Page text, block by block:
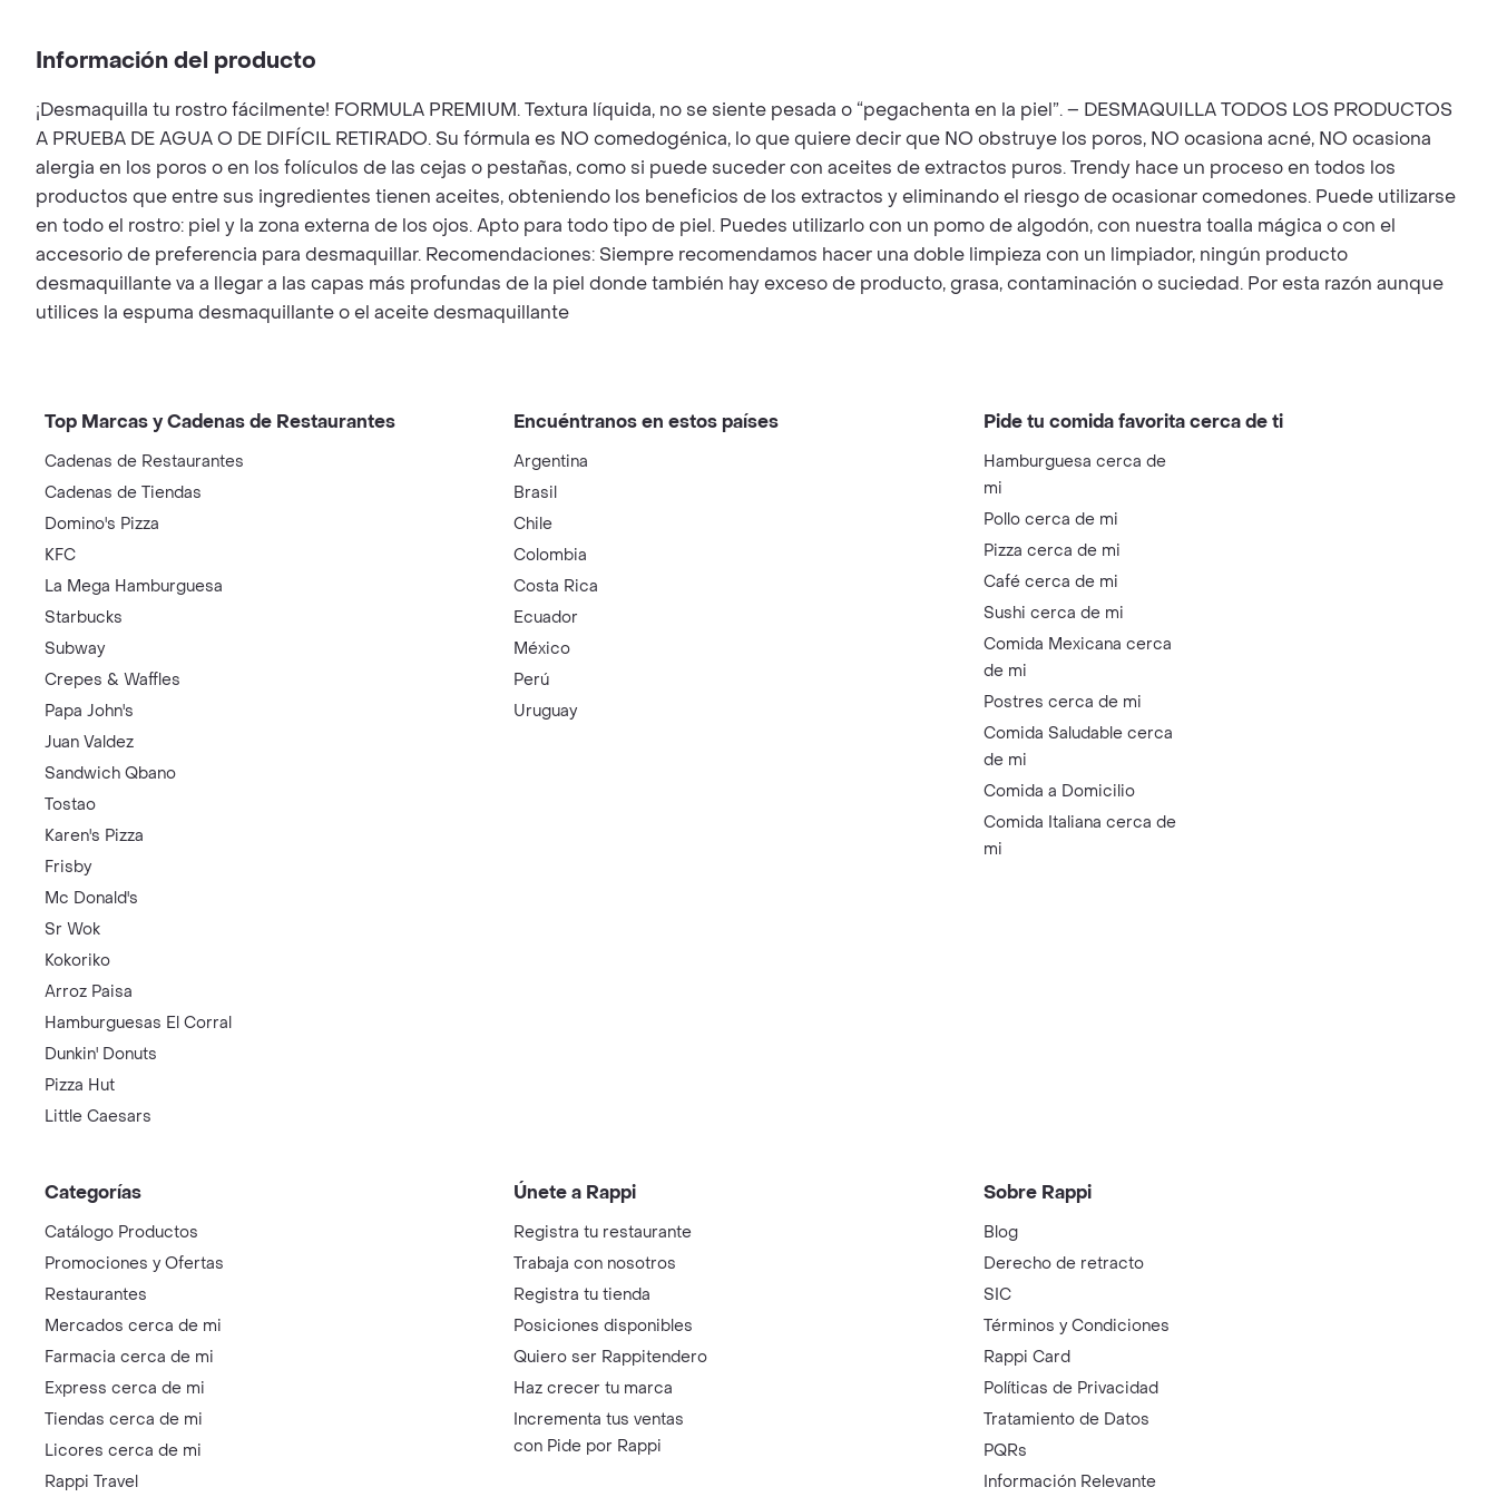
Información del producto
¡Desmaquilla tu rostro fácilmente! FORMULA PREMIUM. Textura líquida, no se siente pesada o “pegachenta en la piel”. – DESMAQUILLA TODOS LOS PRODUCTOS
A PRUEBA DE AGUA O DE DIFÍCIL RETIRADO. Su fórmula es NO comedogénica, lo que quiere decir que NO obstruye los poros, NO ocasiona acné, NO ocasiona
alergia en los poros o en los folículos de las cejas o pestañas, como si puede suceder con aceites de extractos puros. Trendy hace un proceso en todos los
productos que entre sus ingredientes tienen aceites, obteniendo los beneficios de los extractos y eliminando el riesgo de ocasionar comedones. Puede utilizarse
en todo el rostro: piel y la zona externa de los ojos. Apto para todo tipo de piel. Puedes utilizarlo con un pomo de algodón, con nuestra toalla mágica o con el
accesorio de preferencia para desmaquillar. Recomendaciones: Siempre recomendamos hacer una doble limpieza con un limpiador, ningún producto
desmaquillante va a llegar a las capas más profundas de la piel donde también hay exceso de producto, grasa, contaminación o suciedad. Por esta razón aunque
utilices la espuma desmaquillante o el aceite desmaquillante
Top Marcas y Cadenas de Restaurantes
Cadenas de Restaurantes
Cadenas de Tiendas
Domino's Pizza
KFC
La Mega Hamburguesa
Starbucks
Subway
Crepes & Waffles
Papa John's
Juan Valdez
Sandwich Qbano
Tostao
Karen's Pizza
Frisby
Mc Donald's
Sr Wok
Kokoriko
Arroz Paisa
Hamburguesas El Corral
Dunkin' Donuts
Pizza Hut
Little Caesars
Encuéntranos en estos países
Argentina
Brasil
Chile
Colombia
Costa Rica
Ecuador
México
Perú
Uruguay
Pide tu comida favorita cerca de ti
Hamburguesa cerca de
mi
Pollo cerca de mi
Pizza cerca de mi
Café cerca de mi
Sushi cerca de mi
Comida Mexicana cerca
de mi
Postres cerca de mi
Comida Saludable cerca
de mi
Comida a Domicilio
Comida Italiana cerca de
mi
Categorías
Catálogo Productos
Promociones y Ofertas
Restaurantes
Mercados cerca de mi
Farmacia cerca de mi
Express cerca de mi
Tiendas cerca de mi
Licores cerca de mi
Rappi Travel
Únete a Rappi
Registra tu restaurante
Trabaja con nosotros
Registra tu tienda
Posiciones disponibles
Quiero ser Rappitendero
Haz crecer tu marca
Incrementa tus ventas
con Pide por Rappi
Sobre Rappi
Blog
Derecho de retracto
SIC
Términos y Condiciones
Rappi Card
Políticas de Privacidad
Tratamiento de Datos
PQRs
Información Relevante